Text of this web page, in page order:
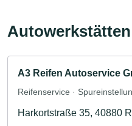
A3 Reifen Autoservice
Reifenservice ·
Harkortstraße 35, 40880